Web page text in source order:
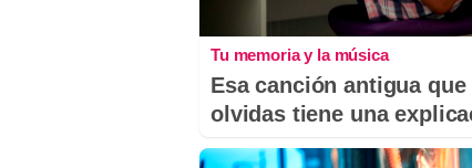
Tu memoria y la música
Esa canción antigua que
olvidas tiene una